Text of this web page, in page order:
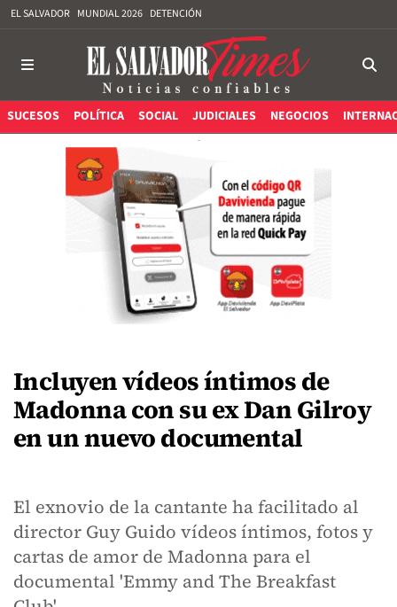
EL SALVADOR MUNDIAL 2026 DETENCIÓN
SUCESOS POLÍTICA SOCIAL JUDICIALES NEGOCIOS
Incluyen vídeos íntimos de
Madonna con su ex Dan Gilroy
en un nuevo documental
El exnovio de la cantante ha facilitado al
director Guy Guido vídeos íntimos, fotos y
cartas de amor de Madonna para el
documental 'Emmy and The Breakfast